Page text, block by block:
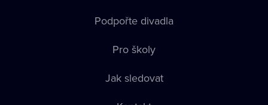
Podpořte divadla
Pro školy
Jak sledovat